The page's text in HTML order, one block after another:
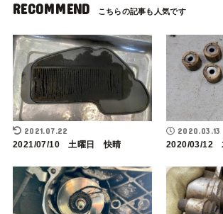
RECOMMEND
2021.07.22
2021/07/10 土曜日 快晴
2020.03.13
2020/03/12